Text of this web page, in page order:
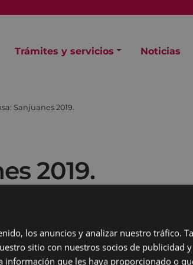
Trámites y servicios Noticias
Sanjuanes 2019.
2019.
los anuncios y analizar nuestro tráfico.
sitio con nuestros socios de publicidad y
que les haya proporcionado o